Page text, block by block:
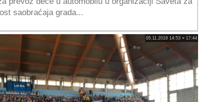
saobraćaja grada...
05.11.2018 14:53 » 17:44